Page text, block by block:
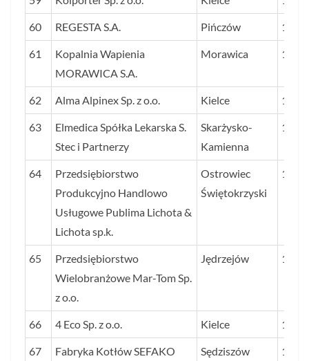
60 REGESTA S.A. Pińczów 189
61
Kopalnia Wapienia
MORAWICA S.A.
Morawica 182
62 Alma Alpinex Sp. z o.o. Kielce 179
63
Elmedica Spółka Lekarska S.
Stec i Partnerzy
Skarżysko-
Kamienna
179
64
Przedsiębiorstwo
Produkcyjno Handlowo
Usługowe Publima Lichota &
Lichota sp.k.
Ostrowiec
Świętokrzyski
177
65
Przedsiębiorstwo
Wielobranżowe Mar-Tom Sp.
z o.o.
Jędrzejów 170
66 4 Eco Sp. z o.o. Kielce 169
67
Fabryka Kotłów SEFAKO
Sędziszów 166